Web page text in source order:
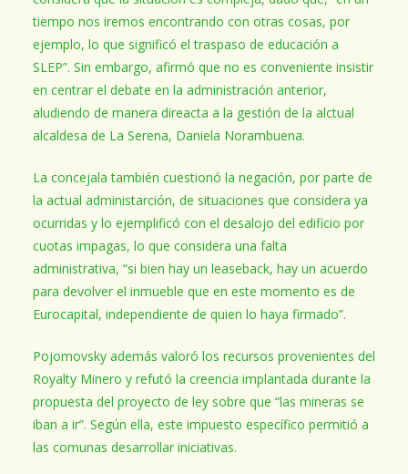
tiempo nos iremos encontrando con otras cosas, por
ejemplo, lo que significó el traspaso de educación a
SLEP”. Sin embargo, afirmó que no es conveniente insistir
en centrar el debate en la administración anterior,
aludiendo de manera direacta a la gestión de la alctual
alcaldesa de La Serena, Daniela Norambuena.
La concejala también cuestionó la negación, por parte de
la actual administarción, de situaciones que considera ya
ocurridas y lo ejemplificó con el desalojo del edificio por
cuotas impagas, lo que considera una falta
administrativa, “si bien hay un leaseback, hay un acuerdo
para devolver el inmueble que en este momento es de
Eurocapital, independiente de quien lo haya firmado”.
Pojomovsky además valoró los recursos provenientes del
Royalty Minero y refutó la creencia implantada durante la
propuesta del proyecto de ley sobre que “las mineras se
iban a ir”. Según ella, este impuesto específico permitió a
las comunas desarrollar iniciativas.